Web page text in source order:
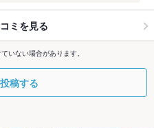
ミを見る
いない場合があります。
稿する